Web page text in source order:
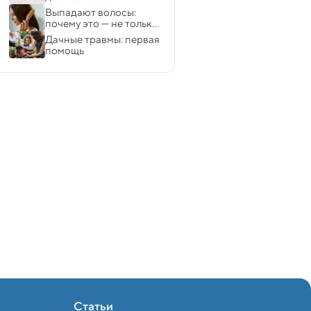
сомнолог
Выпадают волосы:
почему это — не только
мужская проблема
Дачные травмы: первая
Статьи